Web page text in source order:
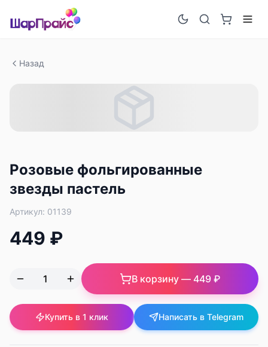
Назад
Розовые фольгированные
звезды пастель
Артикул: 01139
449 ₽
В корзину — 449 ₽
Купить в 1 клик Написать в Telegram